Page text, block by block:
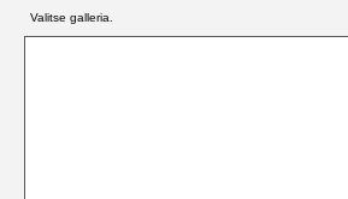
Valitse galleria.